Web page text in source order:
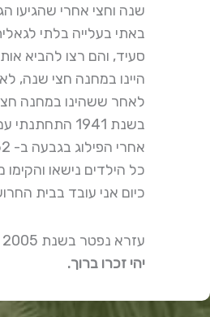
שנה וחצי אחרי שהגיעו הגרמנים עליתי ארצה, היה
באתי בעלייה בלתי
סעיד, והם רצו להביא
היינו במחנה חצי שנה,
לאחר ששהינו במחנה
בשנת 1941 התחתנתי עם חייק'ה, נולדו לנו 3 בנים: מנחם נולד ב-1942, אריה נולד ב-1946, ומשה נולד ב-1949.
אחרי הפילוג בגבעה ב- 1952, עברנו לגור בעינת.
כל הילדים נישאו
כיום אני עובד בבית
עזרא נפטר בשנת 2005 בגיל 90, ונקבר בקיבוץ עינת.
יהי זכרו ברוך.